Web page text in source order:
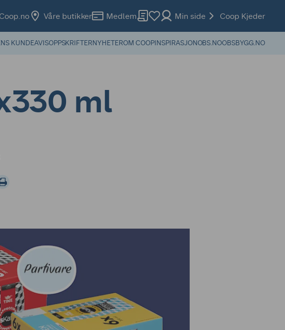
Våre butikker Medlem Min side Coop Kjeder
KUNDEAVISOPPSKRIFTERNYHETEROM COOPINSPIRASJONOBS.NOOBSBYGG.NO
ml